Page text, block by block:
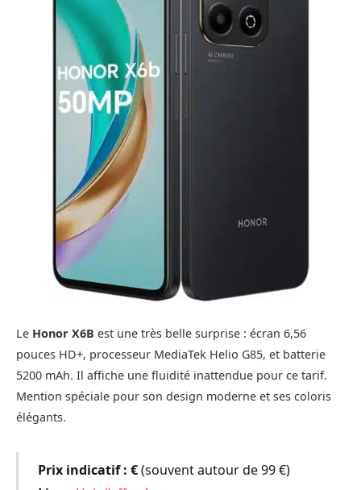
Le Honor X6B est une très belle surprise : écran 6,56
pouces HD+, processeur MediaTek Helio G85, et batterie
5200 mAh. Il affiche une fluidité inattendue pour ce tarif.
Mention spéciale pour son design moderne et ses coloris
élégants.
Prix indicatif : €(souvent autour de 99 €)